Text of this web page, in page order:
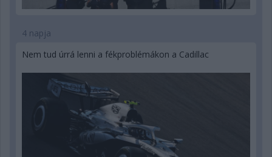
4 napja
Nem tud úrrá lenni a fékproblémákon a Cadillac